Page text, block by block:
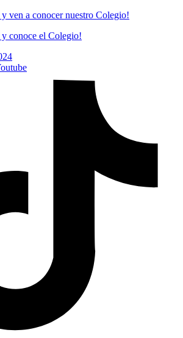
y ven a conocer nuestro Colegio!
y conoce el Colegio!